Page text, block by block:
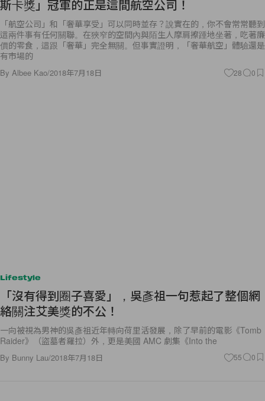
斯卡獎」冠軍的正是這間航空公司！
「航空公司」和「奢華享受」可以同時並存？說實在的，你不會常常聽到
這兩件事有任何關聯。在狹窄的空間內與陌生人摩肩擦踵地坐著，吃著廉
價的零食，這跟「奢華」完全無關。但事實證明，「奢華航空」體驗還是
有市場的
By Albee Kao/2018年7月18日 28 0
Lifestyle
「沒有得到圈子喜愛」，吳彥祖一句惹起了整個網
絡關注艾美獎的不公！
一向被視為男神的吳彥祖近年轉向荷里活發展，除了早前的電影《Tomb
Raider》（盜墓者羅拉）外，更是美國 AMC 劇集《Into the
By Bunny Lau/2018年7月18日 55 0